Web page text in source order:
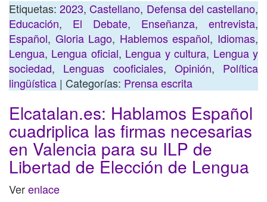
Etiquetas:2023,Castellano, Defensa del castellano,
Educación, El Debate, Enseñanza, entrevista,
Español, Gloria Lago, Hablemos español, Idiomas,
Lengua, Lengua oficial, Lengua y cultura, Lengua y
sociedad, Lenguas cooficiales, Opinión, Política
lingüística | Categorías: Prensa escrita
Elcatalan.es: Hablamos Español
cuadriplica las firmas necesarias
en Valencia para su ILP de
Libertad de Elección de Lengua
Verenlace